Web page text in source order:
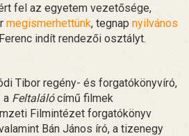
fel az egyetem vezetősége,
megismerhettünk, tegnap nyilvános
indít rendezői osztályt.
Tibor regény- és forgatókönyvíró,
a Feltalálócímű filmek
Filmintézet forgatókönyv
Bán János író, a tizenegy